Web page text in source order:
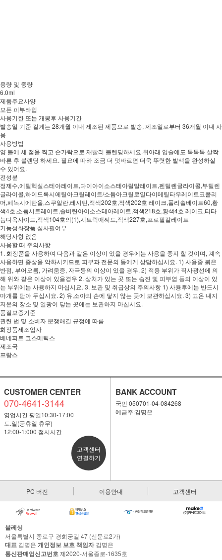
용량 및 중량
6.0ml
제품주요사양
모든 피부타입
사용기한 또는 개봉후 사용기간
발송일 기준 길게는 28개월 이내 제조된 제품으로 발송, 제조일로부터 36개월 이내 사
용
사용방법
양 볼에 세 점을 찍고 손가락으로 재빨리 블렌딩하세요.위아래 입술에도 톡톡톡 살짝
바른 후 블렌딩 하세요. 필요에 따라 조금 더 덧바르면 더욱 뚜렷한 발색을 완성하실
수 있어요.
전성분
정제수,에틸헥실스테아레이트,다이아이소스테아릴말레이트,펜틸렌글라이콜,부틸렌
글라이콜,하이드록시에틸아크릴레이트/소듐아크릴로일다이메틸타우레이트코폴리
머,페녹시에탄올,스쿠알란,레시틴,적색202호,적색202호 레이크,폴리솔베이트60,황
색4호,소듐시트레이트,솔비탄아이소스테아레이트,적색218호,황색4호 레이크,티타
늄디옥사이드,적색104호의(1),시트릭애씨드,적색227호,프로필갈레이트
기능성화장품 심사필여부
해당사항 없음
사용할 때 주의사항
1. 화장품을 사용하여 다음과 같은 이상이 있을 경우에는 사용을 중지 할 것이며, 계속
사용하면 증상을 악화시키므로 피부과 전문의 등에게 상담하십시요. 1) 사용중 붉은
반점, 부어오름, 가려움증, 자극등의 이상이 있을 경우. 2) 적용 부위가 직사광선에 의
해 위와 같은 이상이 있을경우 2. 상처가 있는 곳 또는 습진 및 피부염 등의 이상이 있
는 부위에는 사용하지 마십시요. 3. 보관 및 취급상의 주의사항 1) 사용후에는 반드시
마개를 닫아 두십시요. 2) 유,소아의 손에 닿지 않는 곳에 보관하십시요. 3) 고온 내지
저온의 장소 및 일광이 닿는 곳에는 보관하지 마십시요.
품질보증기준
관련 법 및 소비자 분쟁해결 규정에 따름
화장품제조업자
베네피트 코스메틱스
제조국
프랑스
CUSTOMER CENTER
070-4641-3144
영업시간 평일10:30-17:00
토.일(공휴일 휴무)
12:00-1:000 점시시간
고객센터
연결하기
BANK ACCOUNT
국민 050701-04-084268
예금주:김명은
PC 버전 이용안내 고객센터
블레싱
서울특별시 종로구 경희궁길 47 (신문로2가)
대표 김명은 개인정보 보호 책임자김명은
통신판매업신고번호제2020-서울종로-1635호